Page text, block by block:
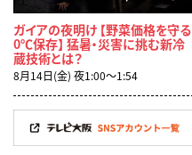
ガイアの夜明け 【野菜価格を守る
0℃保存】 猛暑・災害に挑む新冷
蔵技術とは？
8月14日(金) 夜1:00〜1:54